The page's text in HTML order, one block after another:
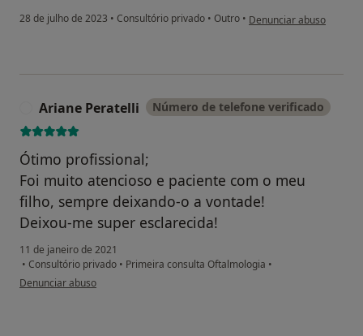
28 de julho de 2023 • Consultório privado • Outro • na opinião do utilizador
Denunciar abuso
Ariane Peratelli Número de telefone verificado
Ótimo profissional;
Foi muito atencioso e paciente com o meu
filho, sempre deixando-o a vontade!
Deixou-me super esclarecida!
11 de janeiro de 2021
• Consultório privado • Primeira consulta Oftalmologia •
na opinião do utilizador Ariane Peratelli
Denunciar abuso